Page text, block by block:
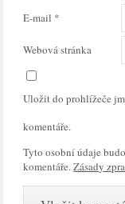
E-mail *
Webová stránka
Uložit do prohlížeče
komentáře.
Tyto osobní údaje
komentáře. Zásady